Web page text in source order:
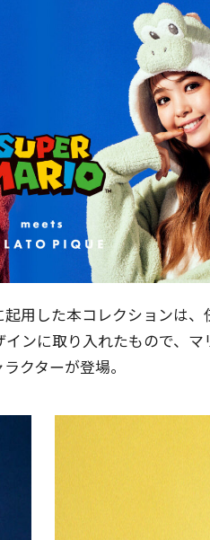
用した本コレクションは
ンに取り入れたもので、
クターが登場。